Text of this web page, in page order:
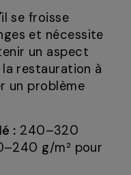
se froisse
et nécessite
un aspect
restauration à
un problème
: 240–320
g/m² pour